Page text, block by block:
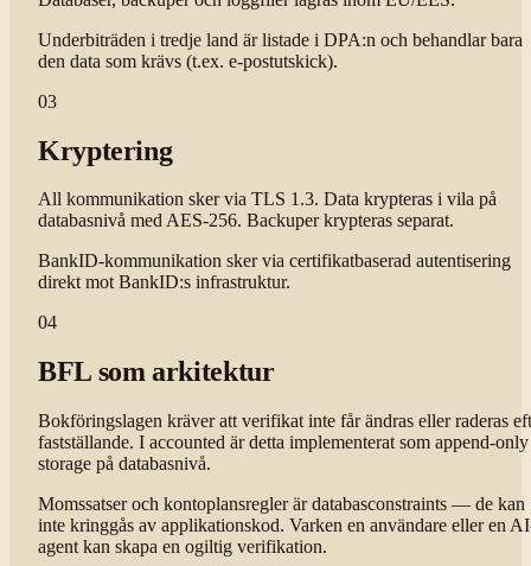
Underbiträden i tredje land är listade i DPA:n och behandlar bara
den data som krävs (t.ex. e-postutskick).
03
Kryptering
All kommunikation sker via TLS 1.3. Data krypteras i vila på
databasnivå med AES-256. Backuper krypteras separat.
BankID-kommunikation sker via certifikatbaserad autentisering
direkt mot BankID:s infrastruktur.
04
BFL som arkitektur
Bokföringslagen kräver att verifikat inte får ändras eller raderas
fastställande. I accounted är detta implementerat som append-only
storage på databasnivå.
Momssatser och kontoplansregler är databasconstraints — de kan
inte kringgås av applikationskod. Varken en användare eller en
agent kan skapa en ogiltig verifikation.